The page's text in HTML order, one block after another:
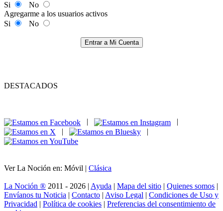
Si
No
Agregarme a los usuarios activos
Si
No
Entrar a Mi Cuenta
DESTACADOS
|
|
Ver La Noción en: Móvil | Clásica
La Noción ® 2011 - 2026 | Ayuda | Mapa del sitio | Quienes somos |
Envíanos tu Noticia | Contacto | Aviso Legal | Condiciones de Uso y
Privacidad | Política de cookies | Preferencias del consentimiento de